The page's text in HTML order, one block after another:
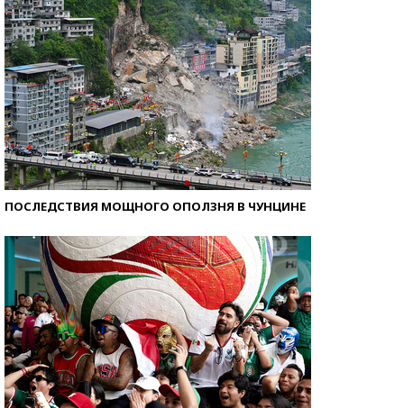
ПОСЛЕДСТВИЯ МОЩНОГО ОПОЛЗНЯ В ЧУНЦИНЕ